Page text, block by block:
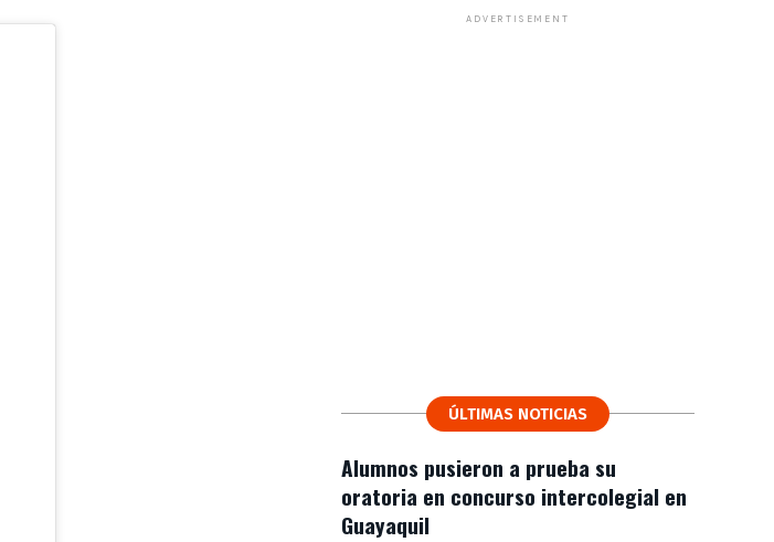
ADVERTISEMENT
ÚLTIMAS NOTICIAS
Alumnos pusieron a prueba su
oratoria en concurso intercolegial en
Guayaquil